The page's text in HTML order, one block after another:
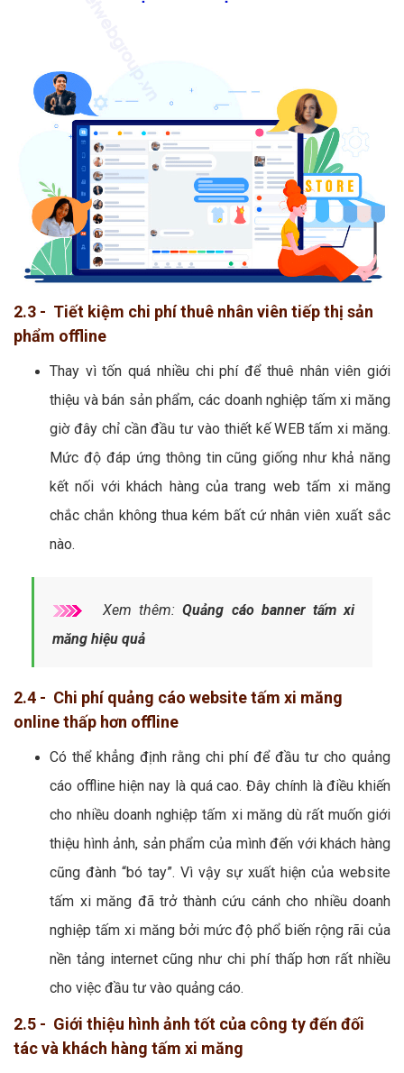
2.3 - Tiết kiệm chi phí thuê nhân viên tiếp thị sản
phẩm offline
Thay vì tốn quá nhiều chi phí để thuê nhân viên giới
thiệu và bán sản phẩm, các doanh nghiệp tấm xi măng
giờ đây chỉ cần đầu tư vào thiết kế WEB tấm xi măng.
Mức độ đáp ứng thông tin cũng giống như khả năng
kết nối với khách hàng của trang web tấm xi măng
chắc chắn không thua kém bất cứ nhân viên xuất sắc
nào.
Xem thêm:Quảng cáo banner tấm xi
măng hiệu quả
2.4 - Chi phí quảng cáo website tấm xi măng
online thấp hơn offline
Có thể khẳng định rằng chi phí để đầu tư cho quảng
cáo offline hiện nay là quá cao. Đây chính là điều khiến
cho nhiều doanh nghiệp tấm xi măng dù rất muốn giới
thiệu hình ảnh, sản phẩm của mình đến với khách hàng
cũng đành “bó tay”. Vì vậy sự xuất hiện của website
tấm xi măng đã trở thành cứu cánh cho nhiều doanh
nghiệp tấm xi măng bởi mức độ phổ biến rộng rãi của
nền tảng internet cũng như chi phí thấp hơn rất nhiều
cho việc đầu tư vào quảng cáo.
2.5 - Giới thiệu hình ảnh tốt của công ty đến đối
tác và khách hàng tấm xi măng